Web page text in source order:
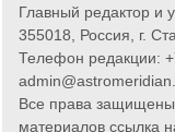
Главный редактор и
355018, Россия, г.
Телефон редакции:
Все права
материалов ссылка